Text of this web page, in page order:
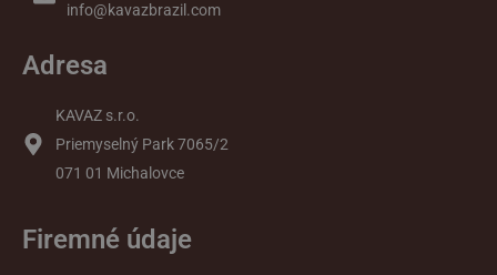
info@kavazbrazil.com
Adresa
KAVAZ s.r.o.
Priemyselný Park 7065/2
071 01 Michalovce
Firemné údaje